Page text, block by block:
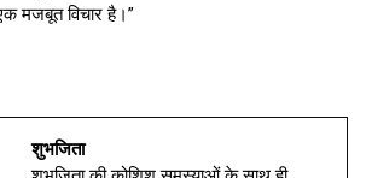
मजबूत विचार है।”
शुभजिता